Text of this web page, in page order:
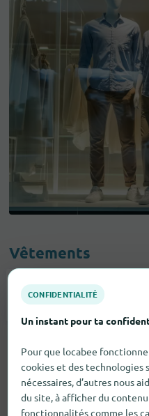
Vêtements
Accessoires De
CONFIDENTIALITÉ
Un instant pour ta
Pour que locabee
cookies et des technologies
nécessaires, d’autres nous
du site, à afficher du
fonctionnalités comme les